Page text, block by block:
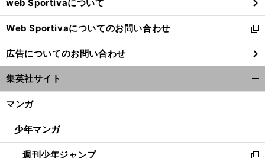
で
開
く
web Sportivaについて
Web Sportivaについてのお問い合わせ
新
し
い
ウ
ィ
ン
ウ
開
く
広告についてのお問い合わせ
集英社サイト
マンガ
少年マンガ
週刊少年ジャンプ